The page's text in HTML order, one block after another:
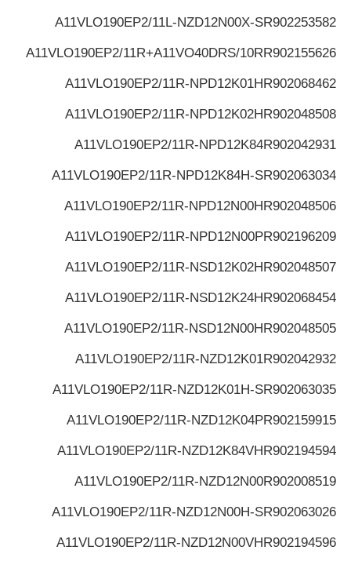
R902253582
A11VLO190EP2/11L-NZD12N00X-S
R902155626
A11VLO190EP2/11R+A11VO40DRS/10R
R902068462
A11VLO190EP2/11R-NPD12K01H
R902048508
A11VLO190EP2/11R-NPD12K02H
R902042931
A11VLO190EP2/11R-NPD12K84
R902063034
A11VLO190EP2/11R-NPD12K84H-S
R902048506
A11VLO190EP2/11R-NPD12N00H
R902196209
A11VLO190EP2/11R-NPD12N00P
R902048507
A11VLO190EP2/11R-NSD12K02H
R902068454
A11VLO190EP2/11R-NSD12K24H
R902048505
A11VLO190EP2/11R-NSD12N00H
R902042932
A11VLO190EP2/11R-NZD12K01
R902063035
A11VLO190EP2/11R-NZD12K01H-S
R902159915
A11VLO190EP2/11R-NZD12K04P
R902194594
A11VLO190EP2/11R-NZD12K84VH
R902008519
A11VLO190EP2/11R-NZD12N00
R902063026
A11VLO190EP2/11R-NZD12N00H-S
R902194596
A11VLO190EP2/11R-NZD12N00VH